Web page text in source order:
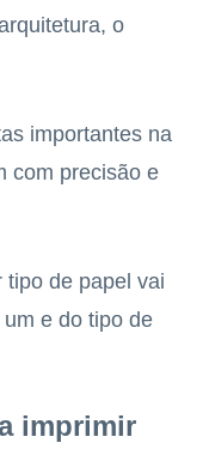
o
importantes na
com precisão e
tipo de papel vai
e do tipo de
imprimir